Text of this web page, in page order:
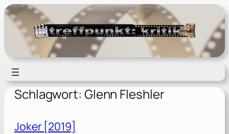
Zum
Inhalt
springen
Schlagwort: Glenn Fleshler
Joker [2019]